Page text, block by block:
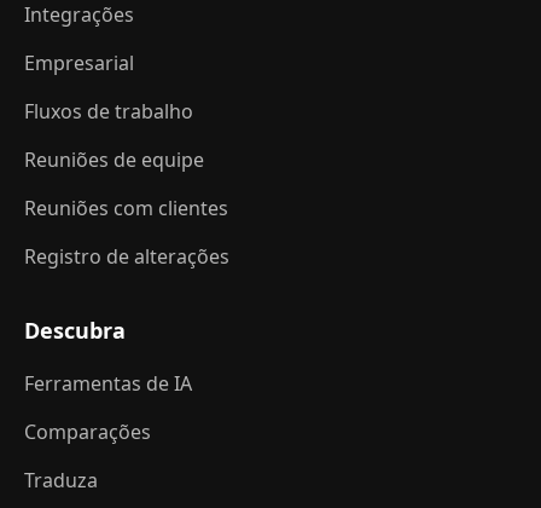
Integrações
Empresarial
Fluxos de trabalho
Reuniões de equipe
Reuniões com clientes
Registro de alterações
Descubra
Ferramentas de IA
Comparações
Traduza